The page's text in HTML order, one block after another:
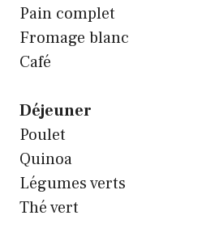
Pain complet
Fromage blanc
Café
Déjeuner
Poulet
Quinoa
Légumes verts
Thé vert